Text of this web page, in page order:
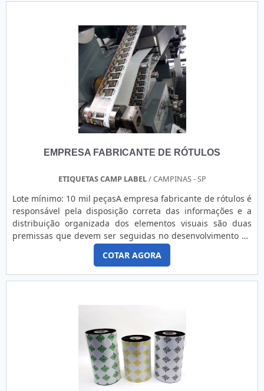
EMPRESA FABRICANTE DE RÓTULOS
ETIQUETAS CAMP LABEL/ CAMPINAS - SP
Lote mínimo: 10 mil peçasA empresa fabricante de rótulos é
responsável pela disposição correta das informações e a
distribuição organizada dos elementos visuais são duas
premissas que devem ser seguidas no desenvolvimento de
um rótulo. Além disso, a empresa garante: Alta qualidade;
Compromisso; Atendimento personalizado pós venda.MAIS
INFORMAÇÕES RELEVANTES SOBRE A EMPRESAIsso ajuda a
rótulos adesivos possui papel fundamental na comunicação
entre empresa e clientela.Outra demanda importante
atendida por uma fábrica de rótulos adesivos é a inovação.
Além das informações tradicionais presentes no rótulo,
podem ser adicionados fatos e curiosidades que possam
COTAR AGORA